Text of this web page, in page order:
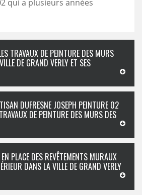
qui a plusieurs années
TRAVAUX DE PEINTURE DES MURS
DE GRAND VERLY ET SES
DUFRESNE JOSEPH PEINTURE 02
DE PEINTURE DES MURS DES
PLACE DES REVÊTEMENTS MURAUX
DANS LA VILLE DE GRAND VERLY